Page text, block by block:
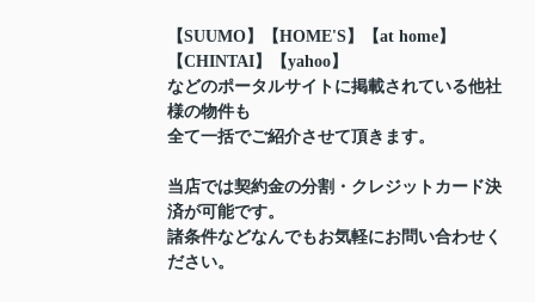
【SUUMO】【HOME'S】【at home】
【CHINTAI】【yahoo】
などのポータルサイトに掲載されている他社
様の物件も
全て一括でご紹介させて頂きます。
当店では契約金の分割・クレジットカード決
済が可能です。
諸条件などなんでもお気軽にお問い合わせく
ださい。